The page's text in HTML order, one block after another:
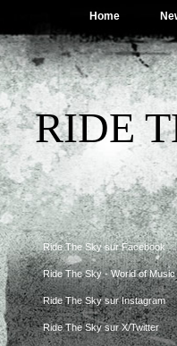
Home
RIDE
Ride The Sky sur Facebook
Ride The Sky - World of
Ride The Sky sur Instagram
Ride The Sky sur X/Twitter